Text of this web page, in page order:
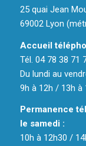
25 quai Jean
69002 Lyon
Accueil
Tél. 04 78 38 71
Du lundi au
9h à 12h / 13h à
Permanence
le samedi :
10h à 12h30 /